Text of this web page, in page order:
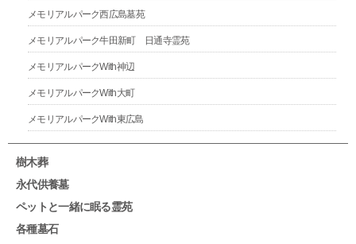
メモリアルパーク西広島墓苑
メモリアルパーク牛田新町 日通寺霊苑
メモリアルパークWith神辺
メモリアルパークWith大町
メモリアルパークWith東広島
樹木葬
永代供養墓
ペットと一緒に眠る霊苑
各種墓石